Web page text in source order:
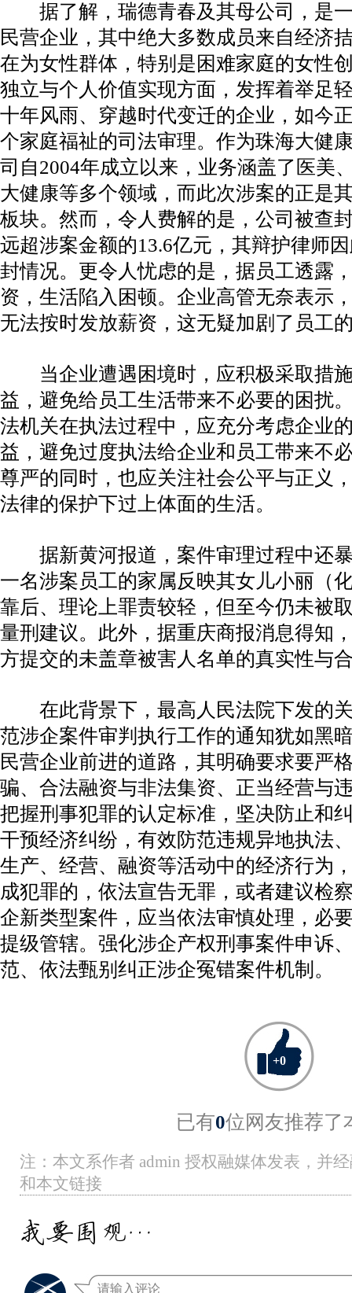
据了解，瑞德青春及其母公司，是一
民营企业，其中绝大多数成员来自经济
在为女性群体，特别是困难家庭的女性
独立与个人价值实现方面，发挥着举足
十年风雨、穿越时代变迁的企业，如今
个家庭福祉的司法审理。作为珠海大健
司自2004年成立以来，业务涵盖了医美
大健康等多个领域，而此次涉案的正
板块。然而，令人费解的是，公司被查
远超涉案金额的13.6亿元，其辩护律师
封情况。更令人忧虑的是，据员工透露
资，生活陷入困顿。企业高管无奈表示
无法按时发放薪资，这无疑加剧了员工
当企业遭遇困境时，应积极采取措施
益，避免给员工生活带来不必要的困扰
法机关在执法过程中，应充分考虑企业
益，避免过度执法给企业和员工带来不
尊严的同时，也应关注社会公平与正义
法律的保护下过上体面的生活。
据新黄河报道，案件审理过程中还暴
一名涉案员工的家属反映其女儿小丽（
靠后、理论上罪责较轻，但至今仍未被
量刑建议。此外，据重庆商报消息得知
方提交的未盖章被害人名单的真实性与
在此背景下，最高人民法院下发的关
范涉企案件审判执行工作的通知犹如黑
民营企业前进的道路，其明确要求要严
骗、合法融资与非法集资、正当经营与
把握刑事犯罪的认定标准，坚决防止和
干预经济纠纷，有效防范违规异地执法
生产、经营、融资等活动中的经济行为
成犯罪的，依法宣告无罪，或者建议检
企新类型案件，应当依法审慎处理，必
提级管辖。强化涉企产权刑事案件申诉
范、依法甄别纠正涉企冤错案件机制。
+0
已有0位网友推荐了
注：本文系作者 admin 授权融媒体发表，并
和本文链接
我要围观…